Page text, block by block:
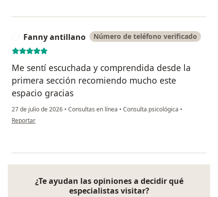
Fanny antillano Número de teléfono verificado
Me sentí escuchada y comprendida desde la
primera sección recomiendo mucho este
espacio gracias
27 de julio de 2026 • Consultas en línea • Consulta psicológica •
en opinión del usuario Fanny antillano
Reportar
¿Te ayudan las opiniones a decidir qué
especialistas visitar?